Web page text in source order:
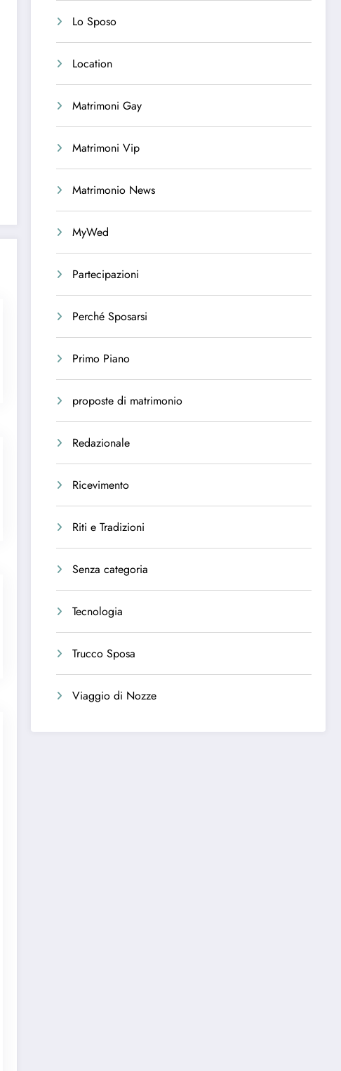
Lo Sposo
Location
Matrimoni Gay
Matrimoni Vip
Matrimonio News
MyWed
Partecipazioni
Perché Sposarsi
Primo Piano
proposte di matrimonio
Redazionale
Ricevimento
Riti e Tradizioni
Senza categoria
Tecnologia
Trucco Sposa
Viaggio di Nozze